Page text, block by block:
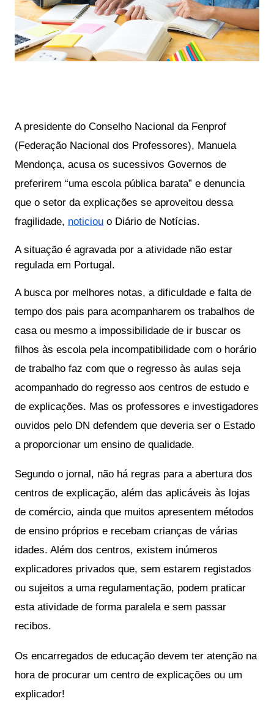
A presidente do Conselho Nacional da Fenprof
(Federação Nacional dos Professores), Manuela
Mendonça, acusa os sucessivos Governos de
preferirem “uma escola pública barata” e denuncia
que o setor da explicações se aproveitou dessa
fragilidade, noticiou o Diário de Notícias.
A situação é agravada por a atividade não estar
regulada em Portugal.
A busca por melhores notas, a dificuldade e falta de
tempo dos pais para acompanharem os trabalhos de
casa ou mesmo a impossibilidade de ir buscar os
filhos às escola pela incompatibilidade com o horário
de trabalho faz com que o regresso às aulas seja
acompanhado do regresso aos centros de estudo e
de explicações. Mas os professores e investigadores
ouvidos pelo DN defendem que deveria ser o Estado
a proporcionar um ensino de qualidade.
Segundo o jornal, não há regras para a abertura dos
centros de explicação, além das aplicáveis às lojas
de comércio, ainda que muitos apresentem métodos
de ensino próprios e recebam crianças de várias
idades. Além dos centros, existem inúmeros
explicadores privados que, sem estarem registados
ou sujeitos a uma regulamentação, podem praticar
esta atividade de forma paralela e sem passar
recibos.
Os encarregados de educação devem ter atenção na
hora de procurar um centro de explicações ou um
explicador!